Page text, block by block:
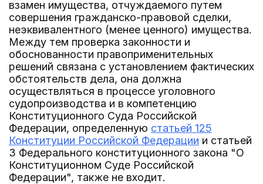
взамен имущества, отчуждаемого путем
совершения гражданско-правовой сделки,
неэквивалентного (менее ценного) имущества.
Между тем проверка законности и
обоснованности правоприменительных
решений связана с установлением фактических
обстоятельств дела, она должна
осуществляться в процессе уголовного
судопроизводства и в компетенцию
Конституционного Суда Российской
Федерации, определенную статьей 125
Конституции Российской Федерации и статьей
3 Федерального конституционного закона "О
Конституционном Суде Российской
Федерации", также не входит.